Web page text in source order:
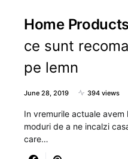
Home
ce sunt
pe lemn
June 28, 2019 394 views
In vremurile actuale
moduri de a ne incalzi
care…